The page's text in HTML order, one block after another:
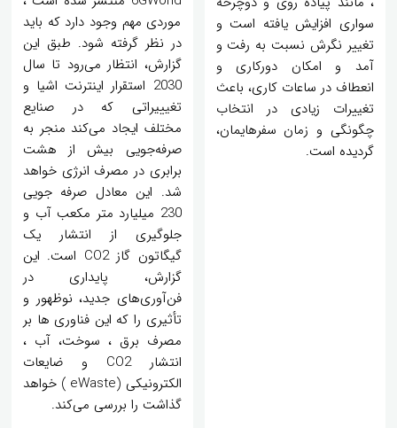
سواری افزایش یافته است و
تغییر نگرش نسبت به رفت و
آمد و امکان دورکاری و
انعطاف در ساعات کاری، باعث
تغییرات زیادی در انتخاب
چگونگی و زمان سفرهایمان،
گردیده است.
موردی مهم وجود دارد که باید
در نظر گرفته شود. طبق این
گزارش، انتظار می‌رود تا سال
2030 استقرار اینترنت اشیا و
تغیییراتی که در صنایع
مختلف ایجاد می‌کند منجر به
صرفه‌جویی بیش از هشت
برابری در مصرف انرژی خواهد
شد. این معادل صرفه جویی
230 میلیارد متر مکعب آب و
جلوگیری از انتشار یک
گیگاتون گاز CO2 است. این
گزارش، پایداری در
فن‌آوری‌های جدید، نوظهور و
تأثیری را که این فناوری ها بر
مصرف برق ، سوخت، آب ،
انتشار CO2 و ضایعات
الکترونیکی (eWaste ) خواهد
گذاشت را بررسی می‌کند.